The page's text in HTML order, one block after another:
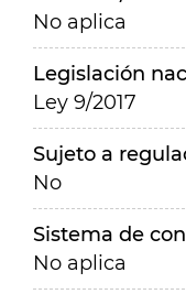
No aplica
Legislación
Ley 9/2017
Sujeto a
No
Sistema de
No aplica